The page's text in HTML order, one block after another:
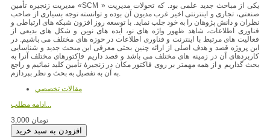
مدیریت زنجیره تأمین «SCM »یکی از مباحث جدید علمی بود. که تحولات مدیریت
صنعتی، تجاری و اینترنتی اخیر غرب مدیون آن بوده و توانسته توجه بسیاری از صاحب
نظران و دانش پژوهان را به خود جلب نماید. با توسعه روز افزون شبکه های ارتباطی و
فناوری اطلاعات، شاهد ظهور واژه های نو، ایده های نوین و شکل های بدیعی از
فعالیت های مرتبط با اینترنت و فناوری اطلاعات در حوزه های مختلف می باشیم. در
این پروژه قصد و هدف اصلی از ارائه چنین بحثی معرفی این مبحث جدید و شناسایی
کاربردهای آن در زمینه های مختلف می باشد و قصد داریم فاکتورهای مختلف آنرا به
بحث گذاریم و از همه مهمتر بر روی فاکتور مکان در زنجیرۀ تأمین کلید نمائیم و راجع
مقالات تخصصي
3,000 تومان